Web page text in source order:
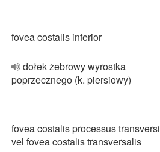
fovea costalis inferior
dołek żebrowy wyrostka
poprzecznego (k. piersiowy)
fovea costalis processus transversi
vel fovea costalis transversalis